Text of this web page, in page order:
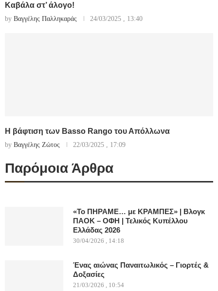
Καβάλα στ’ άλογο!
by Βαγγέλης Παλληκαράς 24/03/2025 , 13:40
Η βάφτιση των Basso Rango του Απόλλωνα
by Βαγγέλης Ζώτος 22/03/2025 , 17:09
Παρόμοια Άρθρα
«Το ΠΗΡΑΜΕ… με ΚΡΑΜΠΕΣ» | Βλογκ
ΠΑΟΚ – ΟΦΗ | Τελικός Κυπέλλου
Ελλάδας 2026
30/04/2026 , 14:18
Ένας αιώνας Παναιτωλικός – Γιορτές &
Δοξασίες
21/03/2026 , 10:54